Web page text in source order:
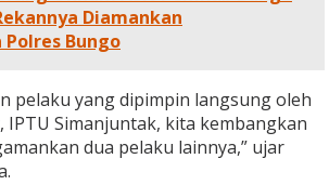
Diamankan
Bungo
pelaku yang dipimpin langsung oleh
IPTU Simanjuntak, kita kembangkan
dua pelaku lainnya,” ujar